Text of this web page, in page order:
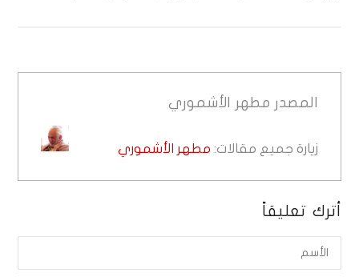
المصدر مطهر الأشموري
زيارة جميع مقالات: مطهر الأشموري
أترك تعليقاً